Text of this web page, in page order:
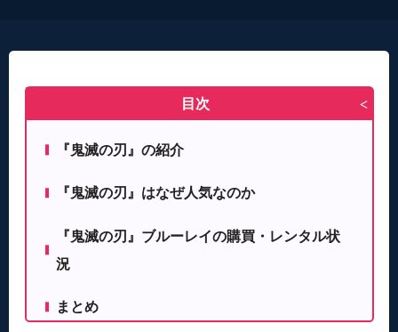
目次 >
『鬼滅の刃』の紹介
『鬼滅の刃』はなぜ人気なのか
『鬼滅の刃』ブルーレイの購買・レンタル状
況
まとめ